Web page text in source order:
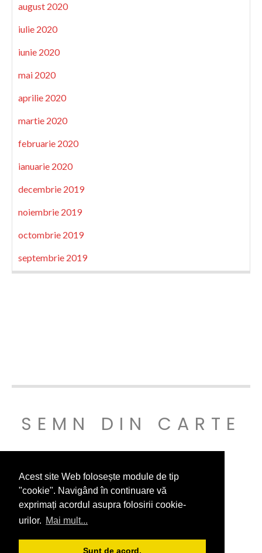
Acest site Web folosește module de tip
"cookie". Navigând în continuare vă
exprimați acordul asupra folosirii cookie-
urilor. Mai mult...
Sunt de acord.
august 2020
iulie 2020
iunie 2020
mai 2020
aprilie 2020
martie 2020
februarie 2020
ianuarie 2020
decembrie 2019
noiembrie 2019
octombrie 2019
septembrie 2019
SEMN DIN CARTE